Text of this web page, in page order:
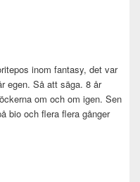
inom fantasy, det var
egen. Så att säga. 8 år
om och om igen. Sen
bio och flera flera gånger
om ringen-maraton